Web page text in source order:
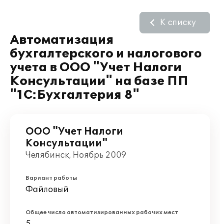
Автоматизация
бухгалтерского и налогового
учета в ООО "Учет Налоги
Консультации" на базе ПП
"1С:Бухгалтерия 8"
К списку
ООО "Учет Налоги
Консультации"
Челябинск, Ноябрь 2009
Вариант работы
Файловый
Общее число автоматизированных рабочих мест